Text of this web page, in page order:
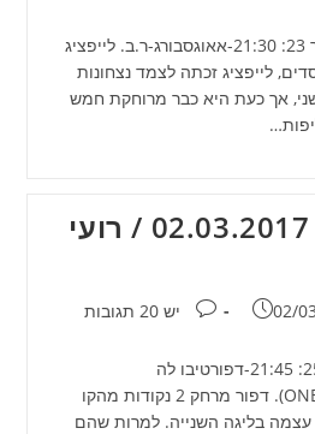
כדורגל: בונדסליגה - מחזור 23: 21:30-אאוגסבורג-ר.ב. לייפציג
הפסדים, לייפציג זכתה לצמד נצחונות
אך כעת היא כבר מרוחקת חמש
אירועי דיומא: 02.03.2017 / רועי
02/ תגובות:
יש 20 תגובות
כדורגל: לה ליגה - מחזור 25: 21:45-דפורטיבו לה
קורוניה-אתלטיקו מדריד (ONE). דפור מרחק 2 נקודות מהקו
עצמה בליגה השנייה. למרות שהם